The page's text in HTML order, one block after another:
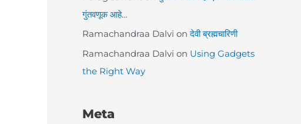
गुंतवणूक आहे…
Ramachandraa Dalvi onदेवी ब्रह्मचारिणी
Ramachandraa Dalvi on Using Gadgets
the Right Way
Meta